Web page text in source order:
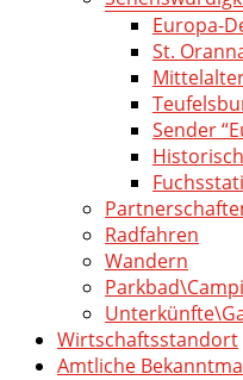
Europa-
St.
Sender
Radfahren
Wandern
Wirtschaftsstandort
Amtliche